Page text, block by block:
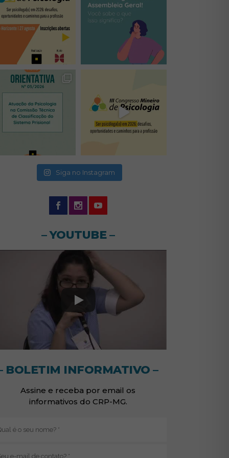
(abre em nova janela)
Siga no Instagram(abre em nova janela)
– YOUTUBE –
BOLETIM INFORMATIVO –
Assine e receba por email os
informativos do CRP-MG.